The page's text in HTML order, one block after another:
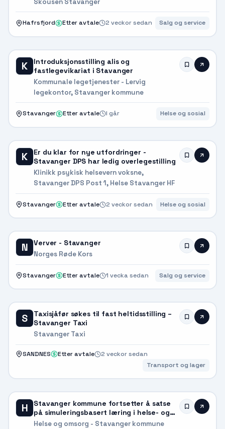
Hafrsfjord Etter avtale 2 veckor sedan Salg og service
K
Introduksjonsstilling alis og
fastlegevikariat i Stavanger
Kommunale legetjenester - Lervig
legekontor, Stavanger kommune
Stavanger Etter avtale I går Helse og sosial
K
Er du klar for nye utfordringer -
Stavanger DPS har ledig overlegestilling
Klinikk psykisk helsevern voksne,
Stavanger DPS Post 1, Helse Stavanger HF
Stavanger Etter avtale 2 veckor sedan Helse og sosial
N Verver - Stavanger
Norges Røde Kors
Stavanger Etter avtale 1 vecka sedan Salg og service
S
Taxisjåfør søkes til fast heltidsstilling –
Stavanger Taxi
Stavanger Taxi
SANDNES Etter avtale
2 veckor sedan
Transport og lager
H
Stavanger kommune fortsetter å satse
på simuleringsbasert læring i helse- og
velferdstjenestene
Helse og omsorg - Stavanger kommune